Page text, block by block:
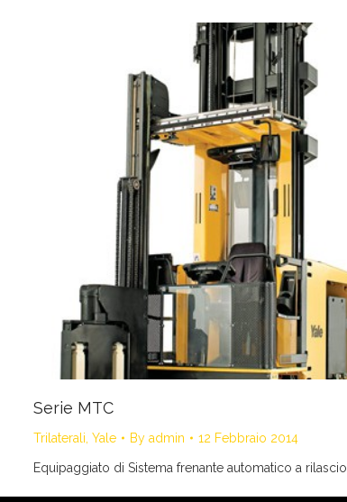
Serie MTC
Trilaterali Yale By admin 12 Febbraio 2014
Equipaggiato di Sistema frenante automatico a rilascio.